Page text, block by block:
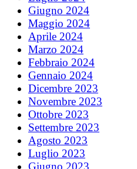
Giugno 2024
Maggio 2024
Aprile 2024
Marzo 2024
Febbraio 2024
Gennaio 2024
Dicembre 2023
Novembre 2023
Ottobre 2023
Settembre 2023
Agosto 2023
Luglio 2023